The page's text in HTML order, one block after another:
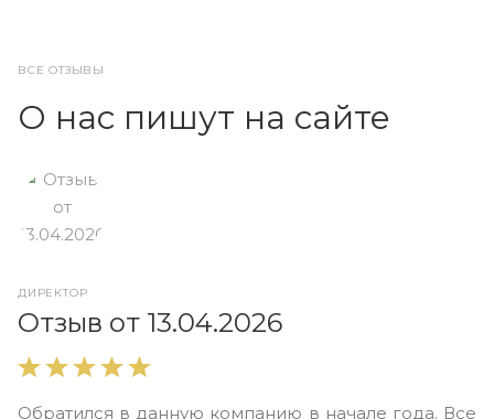
ВСЕ ОТЗЫВЫ
О нас пишут на сайте
ДИРЕКТОР
Отзыв от 13.04.2026
Обратился в данную компанию в начале года. Все